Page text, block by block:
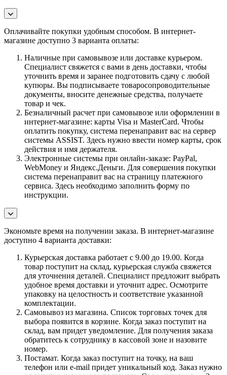
Оплачивайте покупки удобным способом. В интернет-
магазине доступно 3 варианта оплаты:
Наличные при самовывозе или доставке курьером.
Специалист свяжется с вами в день доставки, чтобы
уточнить время и заранее подготовить сдачу с любой
купюры. Вы подписываете товаросопроводительные
документы, вносите денежные средства, получаете
товар и чек.
Безналичный расчет при самовывозе или оформлении в
интернет-магазине: карты Visa и MasterCard. Чтобы
оплатить покупку, система перенаправит вас на сервер
системы ASSIST. Здесь нужно ввести номер карты, срок
действия и имя держателя.
Электронные системы при онлайн-заказе: PayPal,
WebMoney и Яндекс.Деньги. Для совершения покупки
система перенаправит вас на страницу платежного
сервиса. Здесь необходимо заполнить форму по
инструкции.
Экономьте время на получении заказа. В интернет-магазине
доступно 4 варианта доставки:
Курьерская доставка работает с 9.00 до 19.00. Когда
товар поступит на склад, курьерская служба свяжется
для уточнения деталей. Специалист предложит выбрать
удобное время доставки и уточнит адрес. Осмотрите
упаковку на целостность и соответствие указанной
комплектации.
Самовывоз из магазина. Список торговых точек для
выбора появится в корзине. Когда заказ поступит на
склад, вам придет уведомление. Для получения заказа
обратитесь к сотруднику в кассовой зоне и назовите
номер.
Постамат. Когда заказ поступит на точку, на ваш
телефон или e-mail придет уникальный код. Заказ нужно